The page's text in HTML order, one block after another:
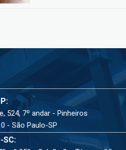
524, 7º andar - Pinheiros
- São Paulo-SP
SC: